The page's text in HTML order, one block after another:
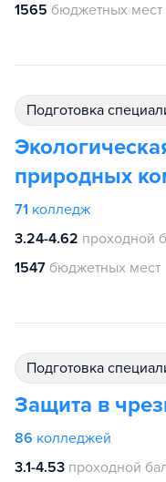
1565 бюджетных мест
подготовка
природных
71 колледж
3.24-4.62 проходной
1547 бюджетных мест
подготовка
Защита в
86 колледжей
3.1-4.53 проходной